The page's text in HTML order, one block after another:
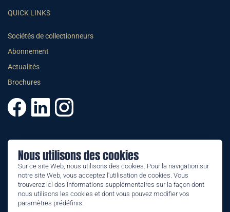
Nous utilisons des cookies
Sur ce site Web, nous utilisons des cookies. Pour la navigation sur
notre site Web, vous acceptez l'utilisation de cookies. Vous
trouverez ici des informations supplémentaires sur la façon dont
nous utilisons les cookies et dont vous pouvez modifier vos
paramètres prédéfinis:
QUICK LINKS
Sociétés de collectionneurs
Abonnement
Actualités
Brochures
© 2025 PHILATELIE LIECHTENSTEIN
CGV
Impressum
Conditions générales